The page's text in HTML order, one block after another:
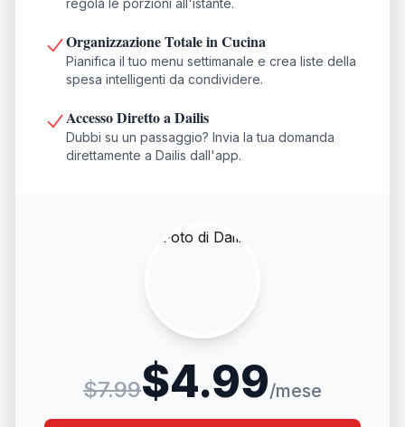
regola le porzioni all'istante.
Organizzazione Totale in Cucina
Pianifica il tuo menu settimanale e crea liste della
spesa intelligenti da condividere.
Accesso Diretto a Dailis
Dubbi su un passaggio? Invia la tua domanda
direttamente a Dailis dall'app.
$7.99$4.99/mese